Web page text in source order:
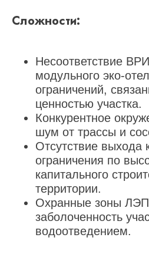
Сложности:
Несоответствие
модульного эко-
ограничений,
ценностью участка.
Конкурентное
шум от трассы и
Отсутствие выхода
ограничения по
капитального
территории.
Охранные зоны
заболоченность
водоотведением.